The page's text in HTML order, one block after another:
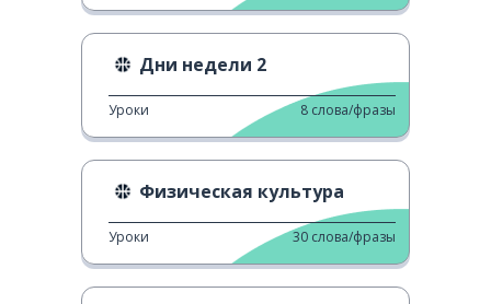
Дни недели 2
Уроки 8 слова/фразы
Физическая культура
Уроки 30 слова/фразы